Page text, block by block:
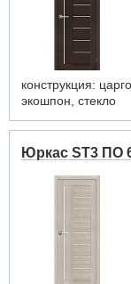
конструкция:
экошпон, стекло
Юркас ST3 ПО